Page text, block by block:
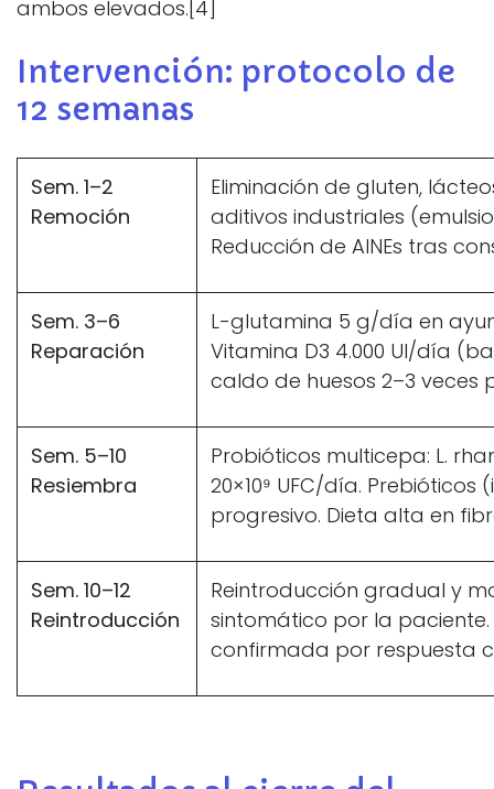
ambos elevados.[4]
Intervención: protocolo de
12 semanas
Sem. 1–2
Remoción
Eliminación de gluten,
aditivos industriales
Reducción de AINEs tras
Sem. 3–6
Reparación
L-glutamina 5 g/día en
Vitamina D3 4.000 UI/día
caldo de huesos 2–3 veces
Sem. 5–10
Resiembra
Probióticos multicepa: L.
20×10⁹ UFC/día. Prebióticos
progresivo. Dieta alta en
Sem. 10–12
Reintroducción
Reintroducción gradual y
sintomático por la paciente.
confirmada por respuesta